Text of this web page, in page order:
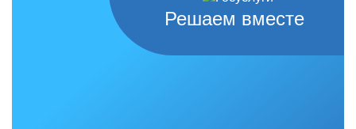
Решаем вместе